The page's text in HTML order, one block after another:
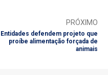
PRÓXIMO
Entidades defendem projeto que
proíbe alimentação forçada de
animais